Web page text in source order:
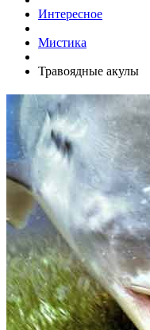
Интересное
Мистика
Травоядные акулы